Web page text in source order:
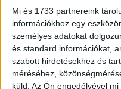
Mi és 1733 partnereink
információkhoz egy
személyes adatokat
és standard információkat,
szabott hirdetésekhez és
méréséhez,
küld. Az Ön engedélyével
gyors és egyszerű
szokott osztani a
Thalmeiner Dóra - akinek
Főzök néven találjuk - a